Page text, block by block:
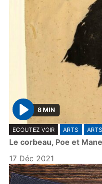
P
l
a
y
8 MIN
ECOUTEZ VOIR ARTS ARTS
Le corbeau, Poe et
17 Déc 2021